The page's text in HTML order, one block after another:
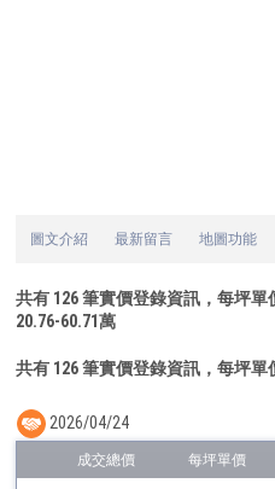
圖文介紹 最新留言 地圖功能
共有 126筆實價登錄資訊，每坪單
20.76-60.71萬
共有 126 筆實價登錄資訊，每坪單
2026/04/24